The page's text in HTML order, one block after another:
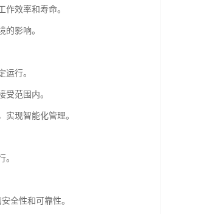
效率和寿命。
影响。
行。
范围内。
现智能化管理。
。
全性和可靠性。